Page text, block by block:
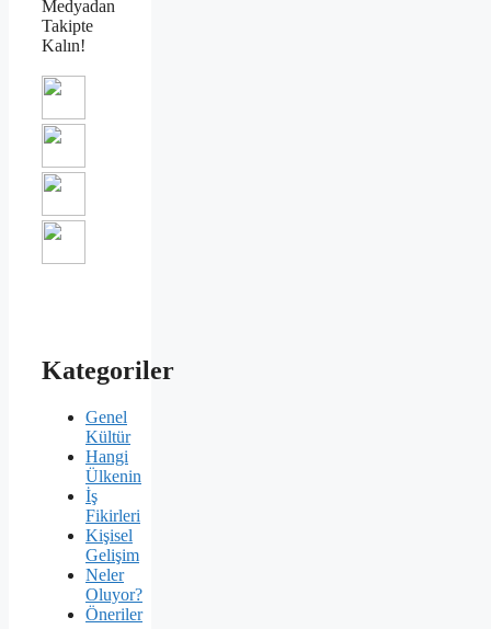
Medyadan
Takipte
Kalın!
Kategoriler
Genel
Kültür
Hangi
Ülkenin
İş
Fikirleri
Kişisel
Gelişim
Neler
Oluyor?
Öneriler